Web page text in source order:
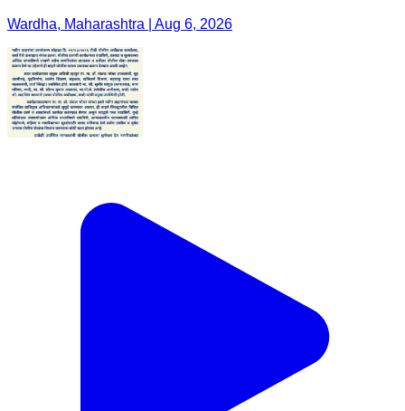
Wardha, Maharashtra | Aug 6, 2026